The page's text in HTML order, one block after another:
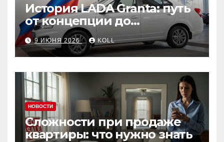
История LADA Granta: путь
от концепции до
популярного российского
автомобиля
9 ИЮНЯ 2026 KOLL
НОВОСТИ
Сложности при продаже
квартиры: что нужно знать